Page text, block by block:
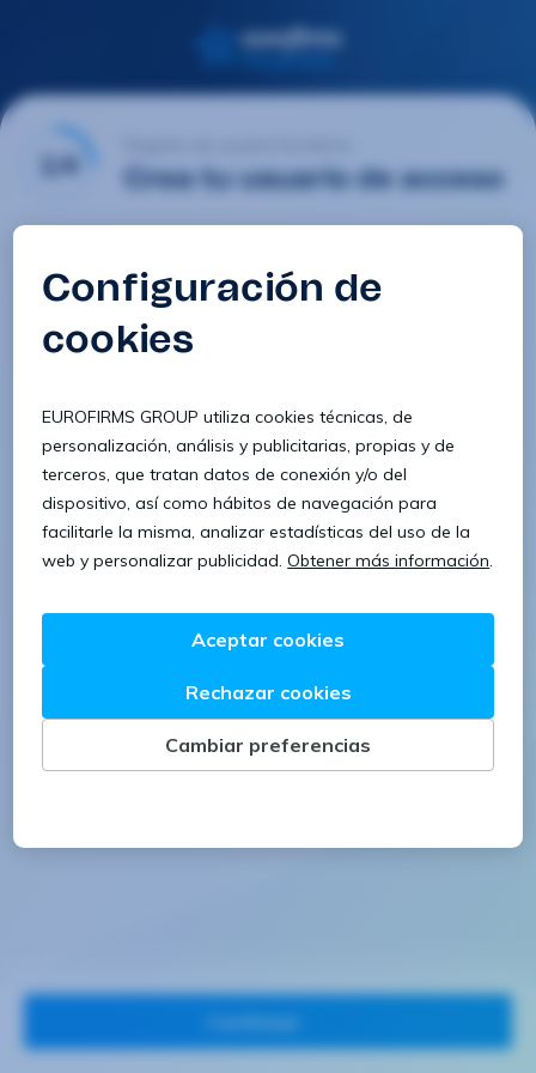
1/4 Crea tu usuario de acceso
Contraseña
Confirmar contraseña
8 caracteres 1 letra minúscula
1 letra mayúscula 1 número